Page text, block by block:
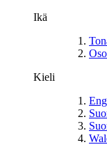
Ikä
Kieli